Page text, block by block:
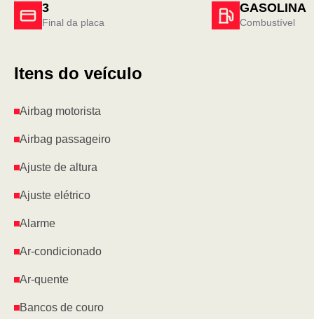
3
Final da placa
GASOLINA
Combustível
Itens do veículo
Airbag motorista
Airbag passageiro
Ajuste de altura
Ajuste elétrico
Alarme
Ar-condicionado
Ar-quente
Bancos de couro